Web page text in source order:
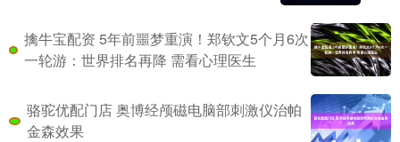
擒牛宝配资 5年前噩梦重演！郑钦文5个月6次
一轮游：世界排名再降 需看心理医生
骆驼优配门店 奥博经颅磁电脑部刺激仪治帕
金森效果